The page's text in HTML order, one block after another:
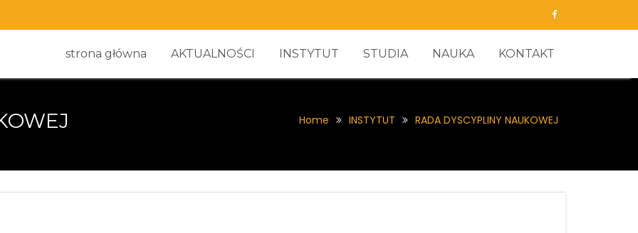
strona główna AKTUALNOŚCI INSTYTUT STUDIA NAUKA KONTAKT
Home INSTYTUT RADA DYSCYPLINY NAUKOWEJ